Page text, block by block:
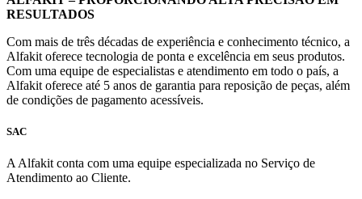
RESULTADOS
Com mais de três décadas de experiência e conhecimento técnico, a
Alfakit oferece tecnologia de ponta e excelência em seus produtos.
Com uma equipe de especialistas e atendimento em todo o país, a
Alfakit oferece até 5 anos de garantia para reposição de peças, além
de condições de pagamento acessíveis.
SAC
A Alfakit conta com uma equipe especializada no Serviço de
Atendimento ao Cliente.